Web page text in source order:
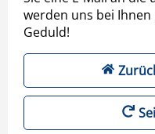
werden uns bei
Geduld!